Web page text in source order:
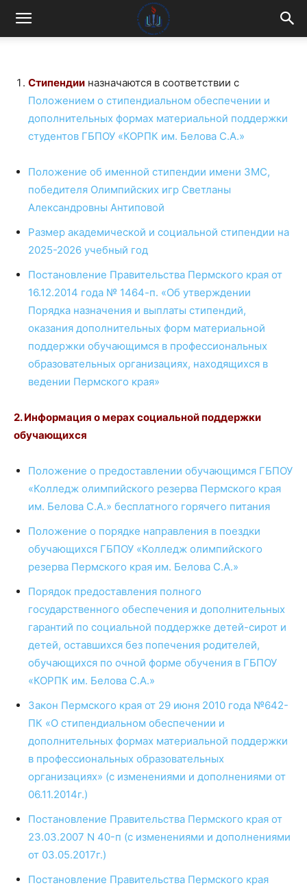
Стипендии назначаются в соответствии с
Положением о стипендиальном обеспечении и
дополнительных формах материальной поддержки
студентов ГБПОУ «КОРПК им. Белова С.А.»
Положение об именной стипендии имени ЗМС,
победителя Олимпийских игр Светланы
Александровны Антиповой
Размер академической и социальной стипендии на
2025-2026 учебный год
Постановление Правительства Пермского края от
16.12.2014 года № 1464-п. «Об утверждении
Порядка назначения и выплаты стипендий,
оказания дополнительных форм материальной
поддержки обучающимся в профессиональных
образовательных организациях, находящихся в
ведении Пермского края»
2. Информация о мерах социальной поддержки
обучающихся
Положение о предоставлении обучающимся ГБПОУ
«Колледж олимпийского резерва Пермского края
им. Белова С.А.» бесплатного горячего питания
Положение о порядке направления в поездки
обучающихся ГБПОУ «Колледж олимпийского
резерва Пермского края им. Белова С.А.»
Порядок предоставления полного
государственного обеспечения и дополнительных
гарантий по социальной поддержке детей-сирот и
детей, оставшихся без попечения родителей,
обучающихся по очной форме обучения в ГБПОУ
«КОРПК им. Белова С.А.»
Закон Пермского края от 29 июня 2010 года №642-
ПК «О стипендиальном обеспечении и
дополнительных формах материальной поддержки
в профессиональных образовательных
организациях» (с изменениями и дополнениями от
06.11.2014г.)
Постановление Правительства Пермского края от
23.03.2007 N 40-п (с изменениями и дополнениями
от 03.05.2017г.)
Постановление Правительства Пермского края